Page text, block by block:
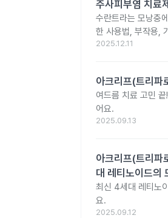
주사피부염 치료
수란트라는 모낭충
한 사용법, 부작용,
2025.12.11
아크리프(트리파
여드름 치료 고민
어요.
2025.09.13
아크리프(트리파
대 레티노이드의
최신 4세대 레티노
요.
2025.09.12